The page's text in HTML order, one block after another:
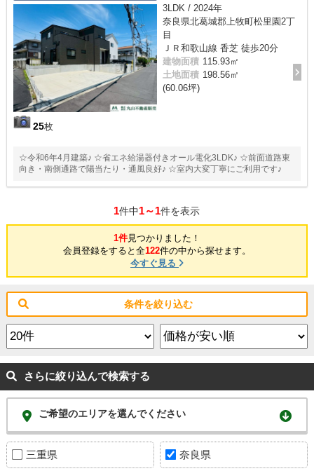
25枚
3LDK / 2024年
奈良県北葛城郡上牧町松里園2丁
目
ＪＲ和歌山線 香芝 徒歩20分
建物面積 115.93㎡
土地面積 198.56㎡
(60.06坪)
☆令和6年4月建築♪ ☆省エネ給湯器付きオール電化3LDK♪ ☆前面道路東
向き・南側通路で陽当たり・通風良好♪ ☆室内大変丁寧にご利用です♪
1件中1～1件を表示
1件見つかりました！
会員登録をすると全122件の中から探せます。
今すぐ見る
条件を絞り込む
さらに絞り込んで検索する
ご希望のエリアを選んでください
三重県 奈良県